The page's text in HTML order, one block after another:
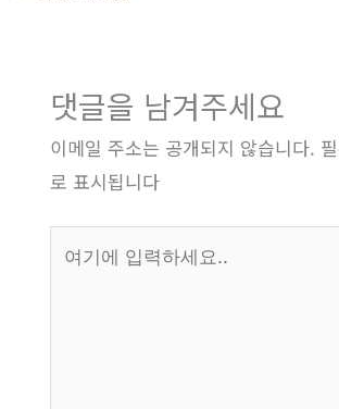
댓글을 남겨주세요
이메일 주소는 공개되지 않습니다.
로 표시됩니다